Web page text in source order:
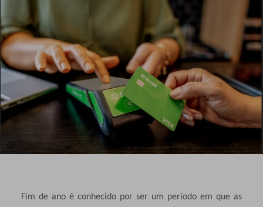
Fim de ano é conhecido por ser um período em que as